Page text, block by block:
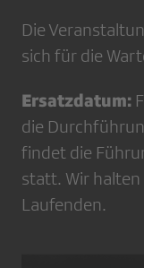
Die
sich für die
Ersatzdatum:
die
findet die
statt. Wir halten
Laufenden.